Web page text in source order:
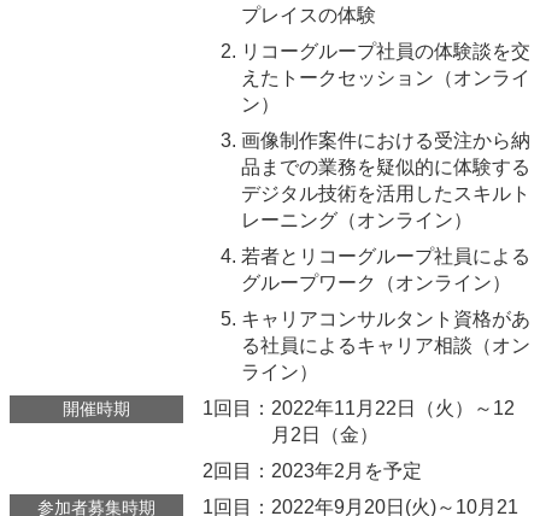
プレイスの体験
リコーグループ社員の体験談を交
えたトークセッション（オンライ
ン）
画像制作案件における受注から納
品までの業務を疑似的に体験する
デジタル技術を活用したスキルト
レーニング（オンライン）
若者とリコーグループ社員による
グループワーク（オンライン）
キャリアコンサルタント資格があ
る社員によるキャリア相談（オン
ライン）
開催時期 1回目： 2022年11月22日（火）～12
月2日（金）
2回目： 2023年2月を予定
参加者募集時期 1回目： 2022年9月20日(火)～10月21